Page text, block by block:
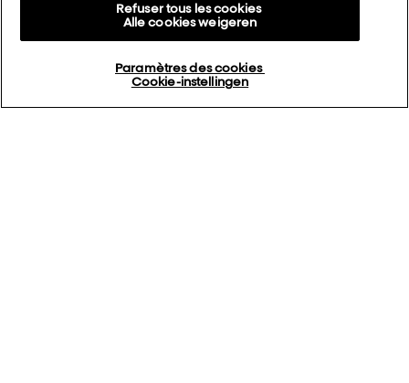
Paramètres des cookies
Cookie-instellingen
Refuser tous les cookies
Alle cookies weigeren